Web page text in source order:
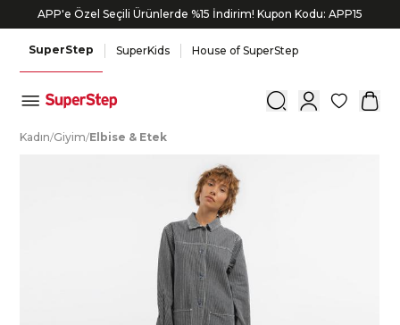
APP'e Özel Seçili Ürünlerde %15 İndirim! Kupon Kodu: APP15
SuperStep SuperKids House of SuperStep
0
Kadın/Giyim/E lbise & Etek